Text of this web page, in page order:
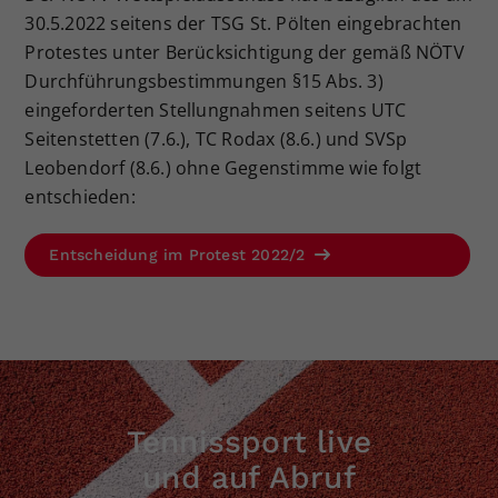
30.5.2022 seitens der TSG St. Pölten eingebrachten
Protestes unter Berücksichtigung der gemäß NÖTV
Durchführungsbestimmungen §15 Abs. 3)
eingeforderten Stellungnahmen seitens UTC
Seitenstetten (7.6.), TC Rodax (8.6.) und SVSp
Leobendorf (8.6.) ohne Gegenstimme wie folgt
entschieden:
Entscheidung im Protest 2022/2
Tennissport live
und auf Abruf
Zweck
Dieser Wert speichert Ihre Consent-
Einstellungen. Unter anderem eine
zufällig generierte ID, für die
historische Speicherung Ihrer
vorgenommen Einstellungen, falls der
Webseiten-Betreiber dies eingestellt
hat.